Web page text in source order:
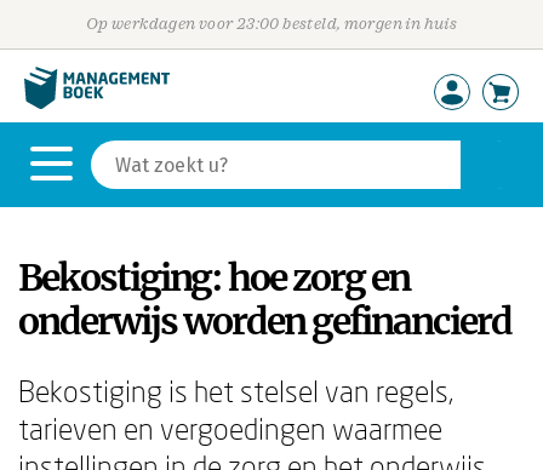
Op werkdagen voor 23:00 besteld, morgen in huis
Bekostiging: hoe zorg en
onderwijs worden gefinancierd
Bekostiging is het stelsel van regels,
tarieven en vergoedingen waarmee